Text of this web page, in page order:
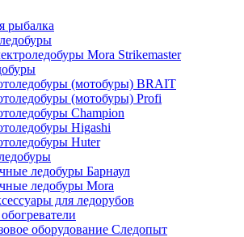
рыбалка
Mora Strikemaster
(мотобуры) BRAIT
(мотобуры) Profi
Champion
Higashi
Huter
ледобуры Барнаул
ледобуры Mora
для ледорубов
оборудование Следопыт